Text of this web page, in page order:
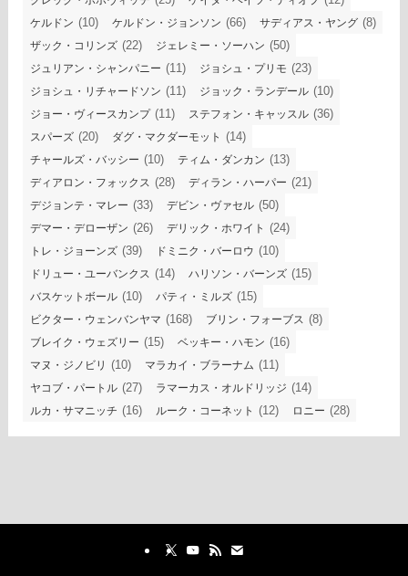
ケルドン (10) ケルドン・ジョンソン (66) サディアス・ヤング (8)
ザック・コリンズ (22) ジェレミー・ソーハン (50)
ジュリアン・シャンパニー (11) ジョシュ・プリモ (23)
ジョシュ・リチャードソン (11) ジョック・ランデール (10)
ジョー・ヴィースカンプ(11) ステフォン・キャッスル (36)
スパーズ (20) ダグ・マクダーモット (14)
チャールズ・バッシー (10) ティム・ダンカン (13)
ディアロン・フォックス (28) ディラン・ハーパー (21)
デジョンテ・マレー (33) デビン・ヴァセル (50)
デマー・デローザン (26) デリック・ホワイト (24)
トレ・ジョーンズ (39) ドミニク・バーロウ (10)
ドリュー・ユーバンクス (14) ハリソン・バーンズ (15)
バスケットボール (10) パティ・ミルズ (15)
ビクター・ウェンバンヤマ (168) ブリン・フォーブス (8)
ブレイク・ウェズリー (15) ベッキー・ハモン (16)
マヌ・ジノビリ (10) マラカイ・ブラーナム (11)
ヤコブ・パートル (27) ラマーカス・オルドリッジ (14)
ルカ・サマニッチ (16) ルーク・コーネット (12) ロニー (28)